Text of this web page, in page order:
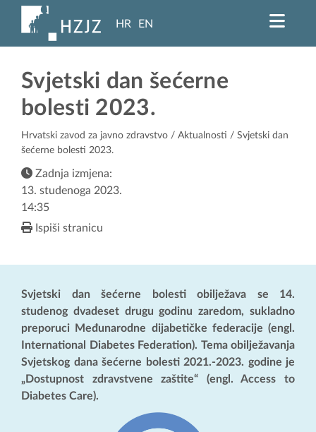
HR EN
Svjetski dan šećerne
bolesti 2023.
Hrvatski zavod za javno zdravstvo / Aktualnosti / Svjetski dan
šećerne bolesti 2023.
Zadnja izmjena:
13. studenoga 2023.
14:35
Ispiši stranicu
Svjetski dan šećerne bolesti obilježava se 14.
studenog dvadeset drugu godinu zaredom, sukladno
preporuci Međunarodne dijabetičke federacije (engl.
International Diabetes Federation). Tema obilježavanja
Svjetskog dana šećerne bolesti 2021.-2023. godine je
„Dostupnost zdravstvene zaštite“ (engl. Access to
Diabetes Care).